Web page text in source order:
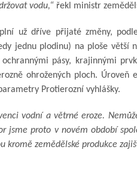
vodu,“ řekl ministr
už dříve přijaté změny,
jednu plodinu) na ploše větší
pásy, krajinnými
ohrožených ploch.
Protierozní vyhlášky.
vodní a větrné eroze.
jsme proto v novém období
kromě zemědělské produkce